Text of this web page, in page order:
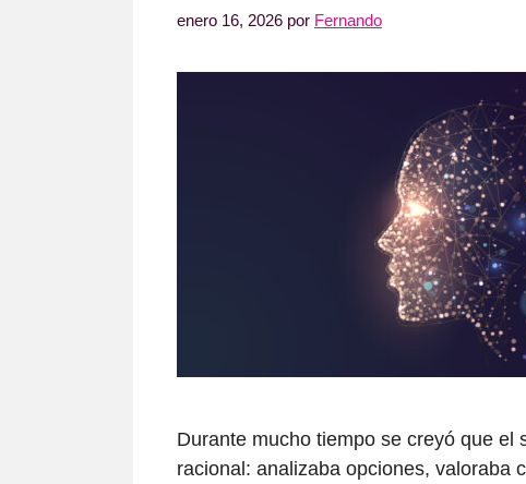
enero 16, 2026 por Fernando
Durante mucho tiempo se creyó que
racional: analizaba opciones, valoraba